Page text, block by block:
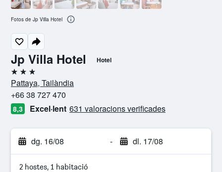
Jp Villa Hotel Hotel
3 estrelles
Pattaya, Tailàndia
+66 38 727 470
8,3 Excel·lent 631 valoracions verificades
dg. 16/08 - dl. 17/08
2 hostes, 1 habitació
Fotos de Jp Villa Hotel